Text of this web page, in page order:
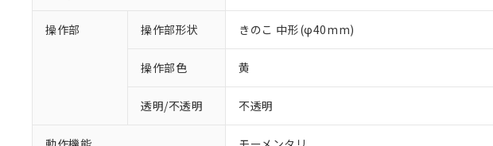
操作部 操作部形状 きのこ 中形(φ40mm)
操作部色 黄
透明/不透明 不透明